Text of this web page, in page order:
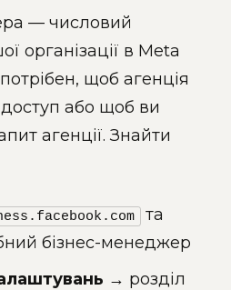
— числовий
організації в Meta
щоб агенція
або щоб ви
агенції. Знайти
та
бізнес-менеджер
→ розділ